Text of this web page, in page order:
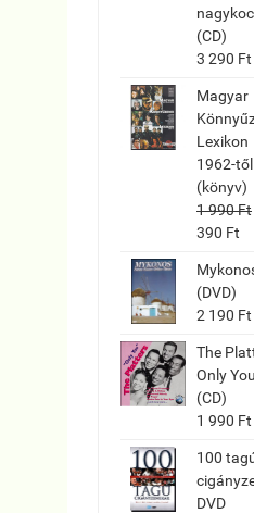
(CD)
3 290 Ft
Magyar
Lexikon
1962-től
(könyv)
1 990 Ft
390 Ft
(DVD)
2 190 Ft
The
Only You
(CD)
1 990 Ft
100
DVD